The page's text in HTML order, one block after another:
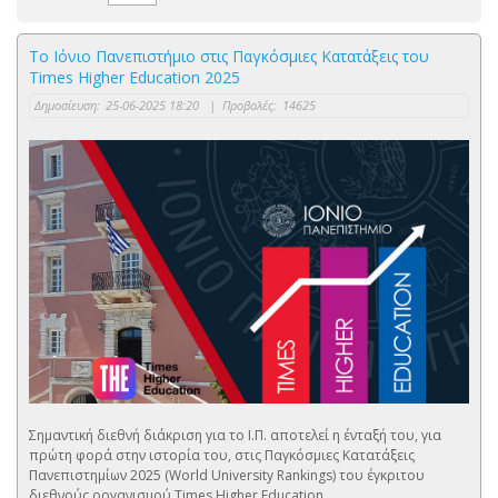
Το Ιόνιο Πανεπιστήμιο στις Παγκόσμιες Κατατάξεις του
Times Higher Education 2025
Δημοσίευση: 25-06-2025 18:20 | Προβολές: 14625
Σημαντική διεθνή διάκριση για το Ι.Π. αποτελεί η ένταξή του, για
πρώτη φορά στην ιστορία του, στις Παγκόσμιες Κατατάξεις
Πανεπιστημίων 2025 (World University Rankings) του έγκριτου